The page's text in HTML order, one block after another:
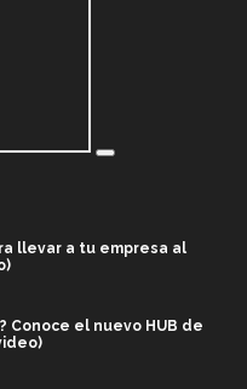
llevar a tu empresa al
Conoce el nuevo HUB de